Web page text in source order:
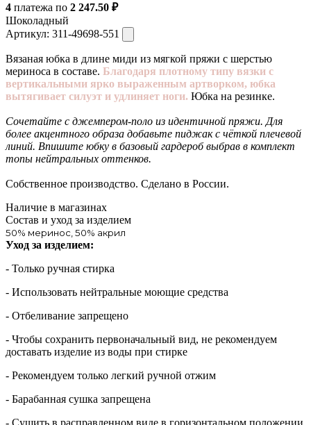
4 платежа по 2 247.50 ₽
Шоколадный
Артикул: 311-49698-551
Вязаная юбка в длине миди из мягкой пряжи с шерстью
мериноса в составе. Благодаря плотному типу вязки с
вертикальными ярко выраженным артворком, юбка
вытягивает силуэт и удлиняет ноги. Юбка на резинке.
Сочетайте с джемпером-поло из идентичной пряжи. Для
более акцентного образа добавьте пиджак с чёткой плечевой
линий. Впишите юбку в базовый гардероб выбрав в комплект
топы нейтральных оттенков.
Собственное производство. Сделано в России.
Наличие в магазинах
Состав и уход за изделием
50% меринос, 50% акрил
Уход за изделием:
- Только ручная стирка
- Использовать нейтральные моющие средства
- Отбеливание запрещено
- Чтобы сохранить первоначальный вид, не рекомендуем
доставать изделие из воды при стирке
- Рекомендуем только легкий ручной отжим
- Барабанная сушка запрещена
- Сушить в расправленном виде в горизонтальном положении